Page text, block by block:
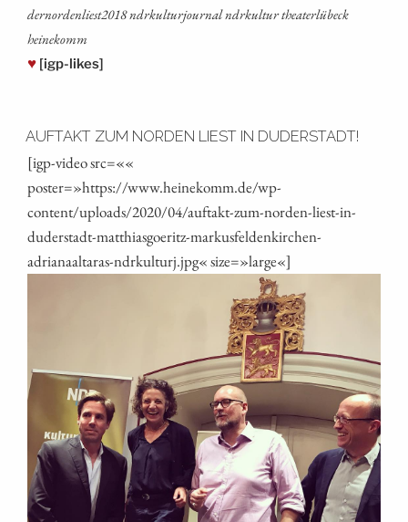
dernordenliest2018 ndrkul­tur­jour­nal ndrkul­tur thea­ter­l­ü­beck
heinekomm
♥ [igp-likes]
AUFTAKT ZUM NORDEN LIEST IN DUDERSTADT!
[igp-video src=««
poster=»https://www.heinekomm.de/wp-
content/uploads/2020/04/auftakt-zum-norden-liest-in-
duderstadt-matthiasgoeritz-markusfeldenkirchen-
adrianaaltaras-ndrkulturj.jpg« size=»large«]